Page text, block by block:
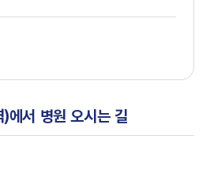
에서 병원 오시는 길